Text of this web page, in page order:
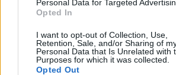
Personal Data for Targeted
Opted In
I want to opt-out of Collection, Use,
Retention, Sale, and/or Sharing of
Personal Data that Is Unrelated with
Purposes for which it was collected.
Opted Out
Valdo Adamkaus istorijoje –
faktas: paskelbė apie išskirtinę
Kultūra 2025-07-18